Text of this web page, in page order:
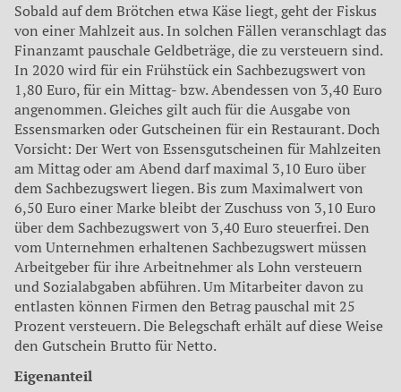
Sobald auf dem Brötchen etwa Käse liegt, geht der Fiskus
von einer Mahlzeit aus. In solchen Fällen veranschlagt das
Finanzamt pauschale Geldbeträge, die zu versteuern sind.
In 2020 wird für ein Frühstück ein Sachbezugswert von
1,80 Euro, für ein Mittag- bzw. Abendessen von 3,40 Euro
angenommen. Gleiches gilt auch für die Ausgabe von
Essensmarken oder Gutscheinen für ein Restaurant. Doch
Vorsicht: Der Wert von Essensgutscheinen für Mahlzeiten
am Mittag oder am Abend darf maximal 3,10 Euro über
dem Sachbezugswert liegen. Bis zum Maximalwert von
6,50 Euro einer Marke bleibt der Zuschuss von 3,10 Euro
über dem Sachbezugswert von 3,40 Euro steuerfrei. Den
vom Unternehmen erhaltenen Sachbezugswert müssen
Arbeitgeber für ihre Arbeitnehmer als Lohn versteuern
und Sozialabgaben abführen. Um Mitarbeiter davon zu
entlasten können Firmen den Betrag pauschal mit 25
Prozent versteuern. Die Belegschaft erhält auf diese Weise
den Gutschein Brutto für Netto.
Eigenanteil